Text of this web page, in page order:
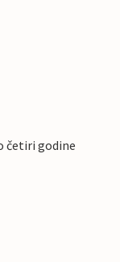
četiri godine